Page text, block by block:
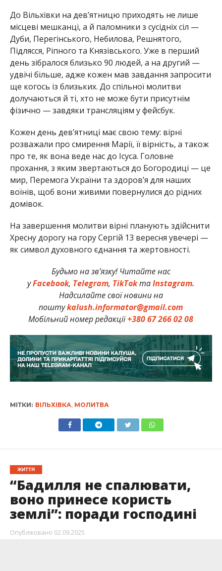
До Вільхівки на дев’ятницю приходять не лише
місцеві мешканці, а й паломники з сусідніх сіл —
Дуби, Перегінського, Небилова, Решнятого,
Підлясся, Ріпного та Князівського. Уже в перший
день зібралося близько 90 людей, а на другий —
удвічі більше, адже кожен мав завдання запросити
ще когось із близьких. До спільної молитви
долучаються й ті, хто не може бути присутнім
фізично — завдяки трансляціям у фейсбук.
Кожен день дев’ятниці має свою тему: вірні
розважали про смирення Марії, її вірність, а також
про те, як вона веде нас до Ісуса. Головне
прохання, з яким звертаються до Богородиці — це
мир, Перемога України та здоров’я для наших
воїнів, щоб вони живими повернулися до рідних
домівок.
На завершення молитви вірні планують здійснити
Хресну дорогу на гору Сергій 13 вересня увечері —
як символ духовного єднання та жертовності.
Будьмо на зв’язку! Читайте нас
уFacebook, Telegram, TikTokтаInstagram.
Надсилайте свої новини на
поштуkalush.informator@gmail.com
Мобільний номер редакції+380 67 266 02 08
МІТКИ: ВІЛЬХІВКА МОЛИТВА
ЖИТТЯ
“Бадилля не спалювати,
воно принесе користь
землі”: поради господині
Опубліковано 02.09.2025